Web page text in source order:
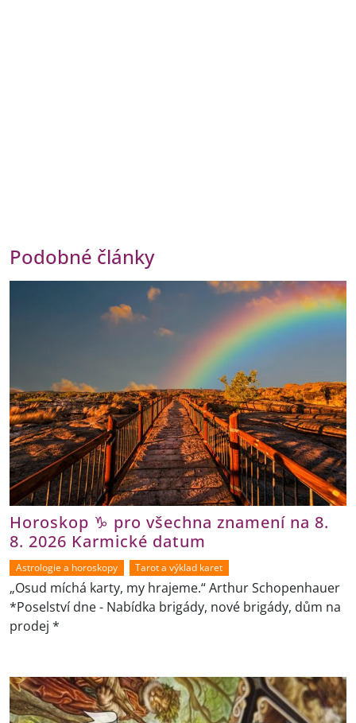
Podobné články
Horoskop ♑ pro všechna znamení na 8.
8. 2026 Karmické datum
Astrologie a horoskopy Tarot a výklad karet
„Osud míchá karty, my hrajeme.“ Arthur Schopenhauer
*Poselství dne - Nabídka brigády, nové brigády, dům na
prodej *